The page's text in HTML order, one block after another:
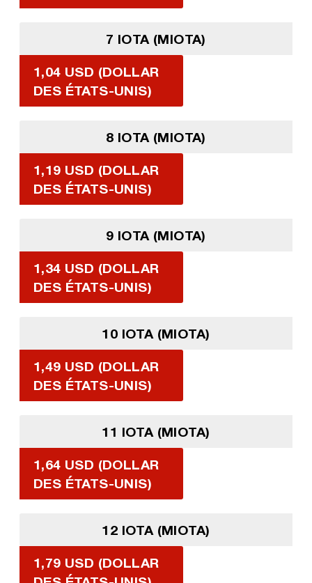
7 IOTA (MIOTA)
1,04 USD (DOLLAR
DES ÉTATS-UNIS)
8 IOTA (MIOTA)
1,19 USD (DOLLAR
DES ÉTATS-UNIS)
9 IOTA (MIOTA)
1,34 USD (DOLLAR
DES ÉTATS-UNIS)
10 IOTA (MIOTA)
1,49 USD (DOLLAR
DES ÉTATS-UNIS)
11 IOTA (MIOTA)
1,64 USD (DOLLAR
DES ÉTATS-UNIS)
12 IOTA (MIOTA)
1,79 USD (DOLLAR